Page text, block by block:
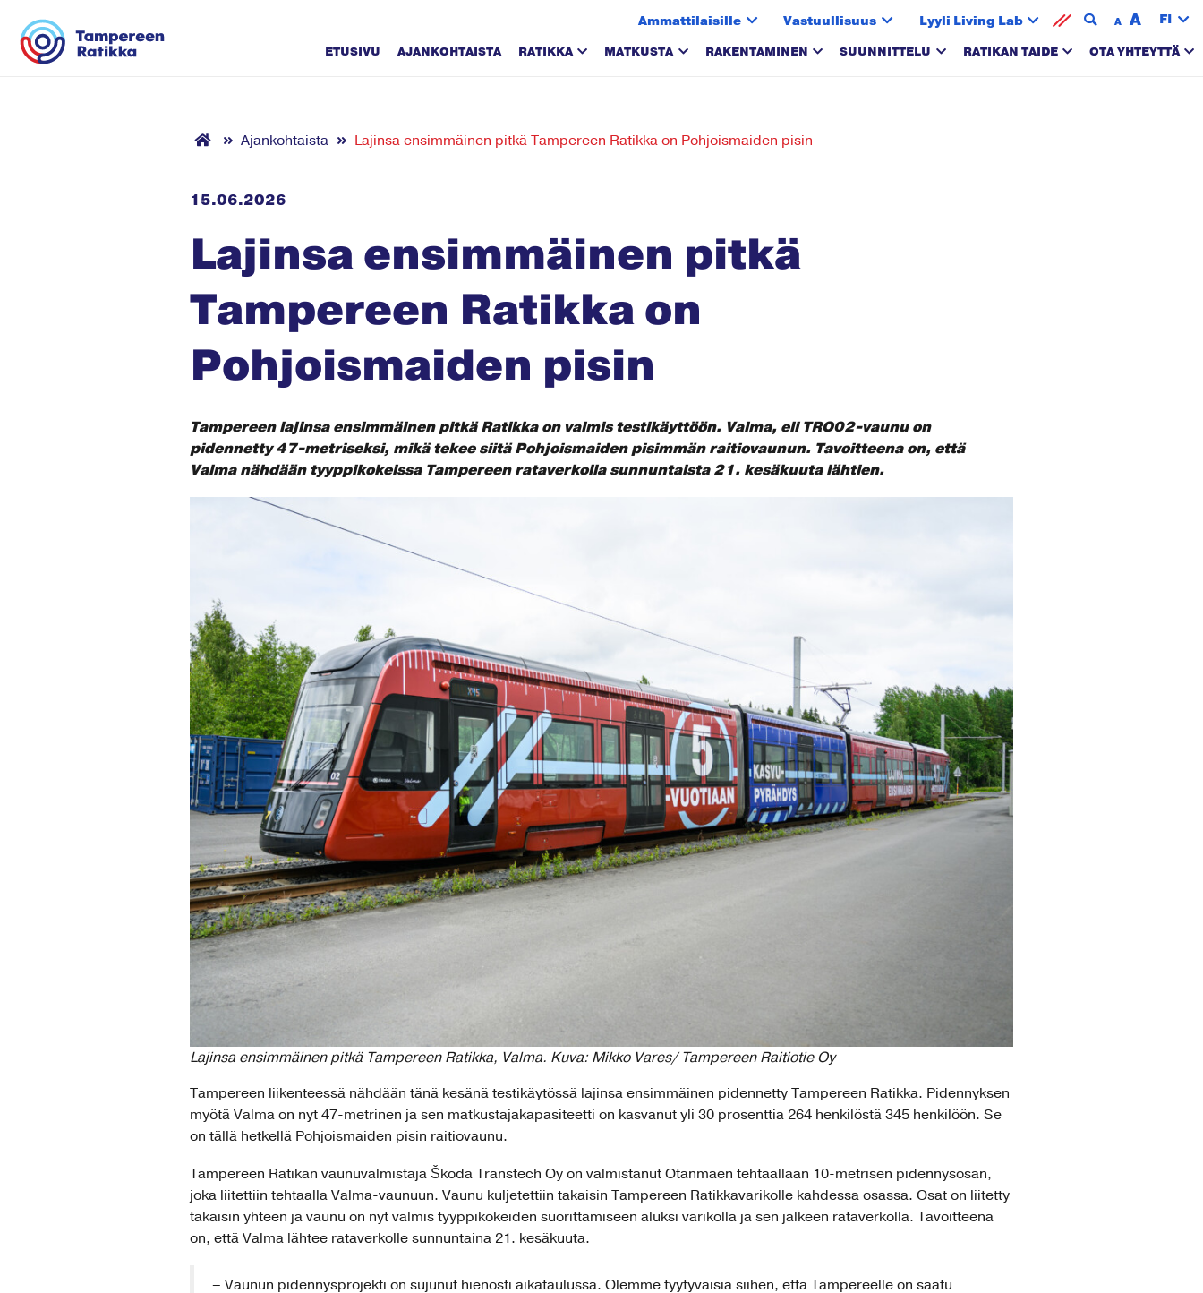
Ammattilaisille Vastuullisuus Lyyli Living Lab A A FI
ETUSIVU AJANKOHTAISTA RATIKKA MATKUSTA RAKENTAMINEN SUUNNITTELU RATIKAN TAIDE OTA YHTEYTTÄ
Ajankohtaista Lajinsa ensimmäinen pitkä Tampereen Ratikka on Pohjoismaiden pisin
15.06.2026
Lajinsa ensimmäinen pitkä
Tampereen Ratikka on
Pohjoismaiden pisin
Tampereen lajinsa ensimmäinen pitkä Ratikka on valmis testikäyttöön. Valma, eli TRO02-vaunu on
pidennetty 47-metriseksi, mikä tekee siitä Pohjoismaiden pisimmän raitiovaunun. Tavoitteena on, että
Valma nähdään tyyppikokeissa Tampereen rataverkolla sunnuntaista 21. kesäkuuta lähtien.
Lajinsa ensimmäinen pitkä Tampereen Ratikka, Valma. Kuva: Mikko Vares/ Tampereen Raitiotie Oy
Tampereen liikenteessä nähdään tänä kesänä testikäytössä lajinsa ensimmäinen pidennetty Tampereen Ratikka. Pidennyksen
myötä Valma on nyt 47-metrinen ja sen matkustajakapasiteetti on kasvanut yli 30 prosenttia 264 henkilöstä 345 henkilöön. Se
on tällä hetkellä Pohjoismaiden pisin raitiovaunu.
Tampereen Ratikan vaunuvalmistaja Škoda Transtech Oy on valmistanut Otanmäen tehtaallaan 10-metrisen pidennysosan,
joka liitettiin tehtaalla Valma-vaunuun. Vaunu kuljetettiin takaisin Tampereen Ratikkavarikolle kahdessa osassa. Osat on liitetty
takaisin yhteen ja vaunu on nyt valmis tyyppikokeiden suorittamiseen aluksi varikolla ja sen jälkeen rataverkolla. Tavoitteena
on, että Valma lähtee rataverkolle sunnuntaina 21. kesäkuuta.
– Vaunun pidennysprojekti on sujunut hienosti aikataulussa. Olemme tyytyväisiä siihen, että Tampereelle on saatu